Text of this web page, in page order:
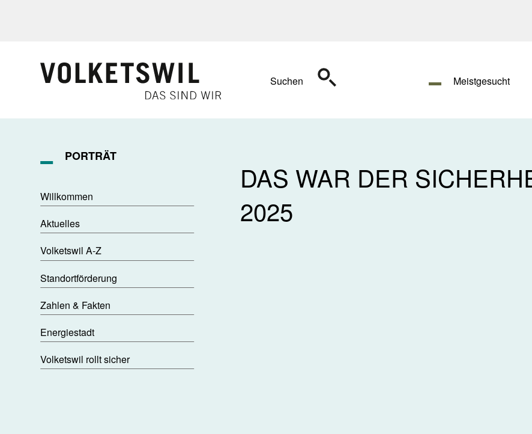
Suchen Meistgesucht
PORTRÄT
Willkommen
Aktuelles
Volketswil A-Z
Standortförderung
Zahlen & Fakten
Energiestadt
Volketswil rollt sicher
DAS WAR DER
2025